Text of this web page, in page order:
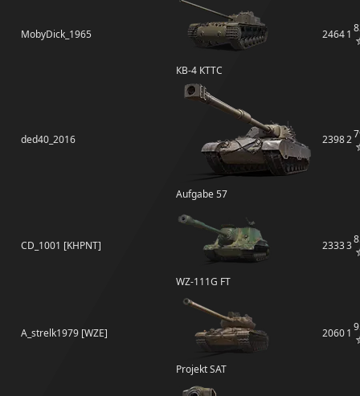
MobyDick_1965
КВ-4 КТТС
24641
ded40_2016
Aufgabe 57
23982
CD_1001 [KHPNT]
WZ-111G FT
23333
A_strelk1979 [WZE]
Projekt SAT
20601